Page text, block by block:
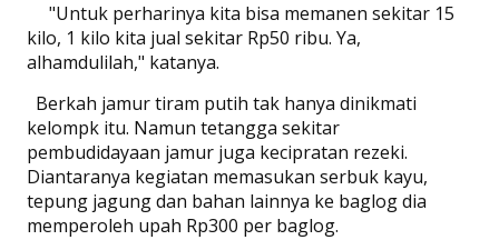
"Untuk perharinya kita bisa memanen sekitar 15
kilo, 1 kilo kita jual sekitar Rp50 ribu. Ya,
alhamdulilah," katanya.
Berkah jamur tiram putih tak hanya dinikmati
kelompk itu. Namun tetangga sekitar
pembudidayaan jamur juga kecipratan rezeki.
Diantaranya kegiatan memasukan serbuk kayu,
tepung jagung dan bahan lainnya ke baglog dia
memperoleh upah Rp300 per baglog.